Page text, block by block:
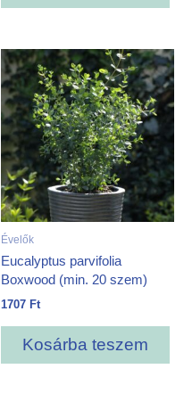
Évelők
Eucalyptus parvifolia
Boxwood (min. 20 szem)
1707 Ft
Kosárba teszem